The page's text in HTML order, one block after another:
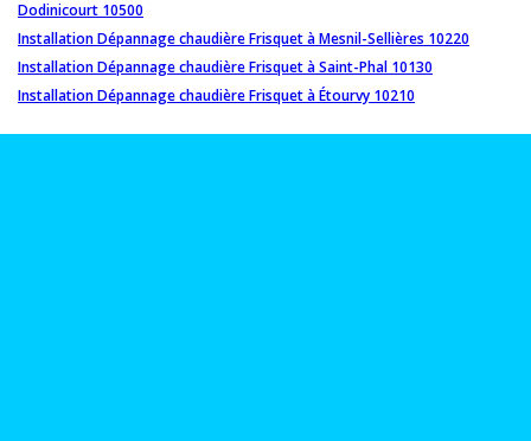
Dodinicourt 10500
Installation Dépannage chaudière Frisquet à Mesnil-Sellières 10220
Installation Dépannage chaudière Frisquet à Saint-Phal 10130
Installation Dépannage chaudière Frisquet à Étourvy 10210